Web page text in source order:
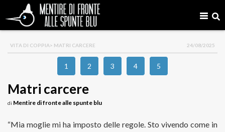
VITA DI COPPIA> MATRI CARCERE 24/08/2025
1 2 3 4 5
Matri carcere
di Mentire di fronte alle spunte blu
“Mia moglie mi ha imposto delle regole. Sto vivendo come in